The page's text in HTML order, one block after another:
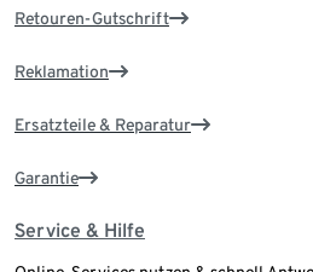
Retouren-Gutschrift
Reklamation
Ersatzteile & Reparatur
Garantie
Service & Hilfe